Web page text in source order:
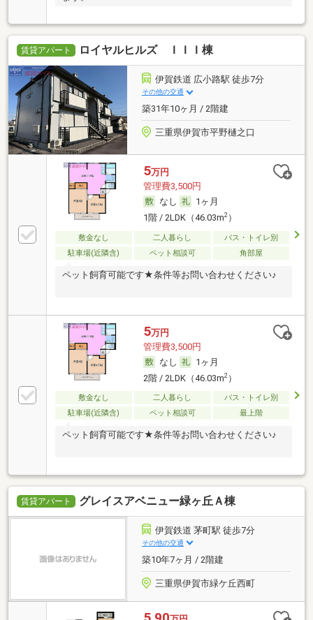
賃貸アパート ロイヤルヒルズ ＩＩＩ棟
伊賀鉄道 広小路駅 徒歩7分
その他の交通
築31年10ヶ月 / 2階建
三重県伊賀市平野樋之口
5万円
管理費3,500円
なし
1ヶ月
1階 / 2LDK（46.03m2）
敷金なし 二人暮らし
バス・トイレ別
駐車場(近隣含)
ペット相談可 角部屋
ペット飼育可能です★条件等お問い合わせください♪
5万円
管理費3,500円
なし
1ヶ月
2階 / 2LDK（46.03m2）
敷金なし 二人暮らし
バス・トイレ別
駐車場(近隣含)
ペット相談可 最上階
ペット飼育可能です★条件等お問い合わせください♪
賃貸アパート グレイスアベニュー緑ヶ丘Ａ棟
伊賀鉄道 茅町駅 徒歩7分
その他の交通
築10年7ヶ月 / 2階建
三重県伊賀市緑ケ丘西町